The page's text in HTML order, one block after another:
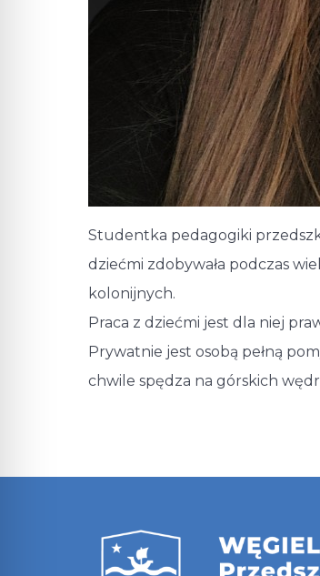
Studentka pedagogiki
dziećmi zdobywała podczas
kolonijnych.
Praca z dziećmi jest dla niej
Prywatnie jest osobą pełną
chwile spędza na górskich